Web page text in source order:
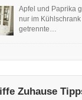
Apfel und Paprika
nur im
getrennte…
Zuhause